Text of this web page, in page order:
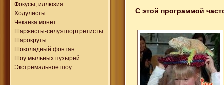
Фокусы, иллюзия
Ходулисты
Чеканка монет
Шаржисты-силуэтпортретисты
Шарокруты
Шоколадный фонтан
Шоу мыльных пузырей
Экстремальное шоу
С этой программой